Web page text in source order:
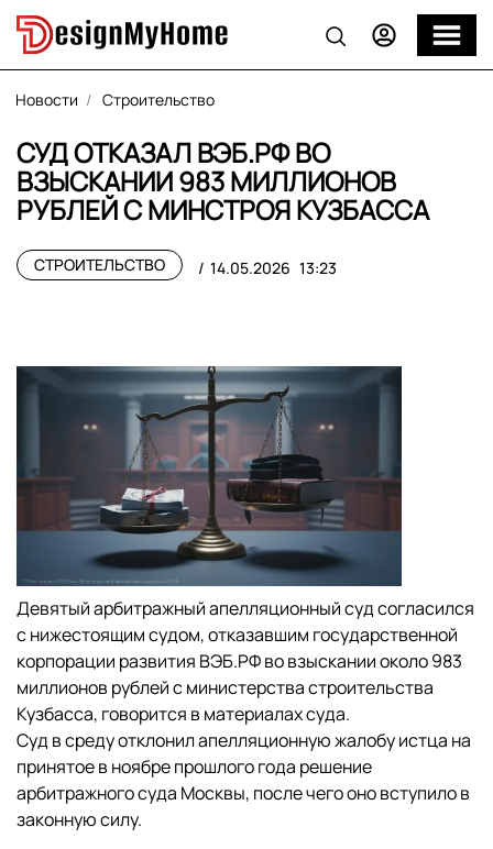
Новости Строительство
СУД ОТКАЗАЛ ВЭБ.РФ ВО
ВЗЫСКАНИИ 983 МИЛЛИОНОВ
РУБЛЕЙ С МИНСТРОЯ КУЗБАССА
СТРОИТЕЛЬСТВО 14.05.2026 13:23
Девятый арбитражный апелляционный суд согласился
с нижестоящим судом, отказавшим государственной
корпорации развития ВЭБ.РФ во взыскании около 983
миллионов рублей с министерства строительства
Кузбасса, говорится в материалах суда.
Суд в среду отклонил апелляционную жалобу истца на
принятое в ноябре прошлого года решение
арбитражного суда Москвы, после чего оно вступило в
законную силу.